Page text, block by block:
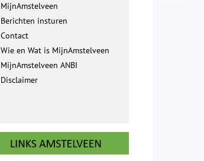
MijnAmstelveen
Berichten insturen
Contact
Wie en Wat is MijnAmstelveen
MijnAmstelveen ANBI
Disclaimer